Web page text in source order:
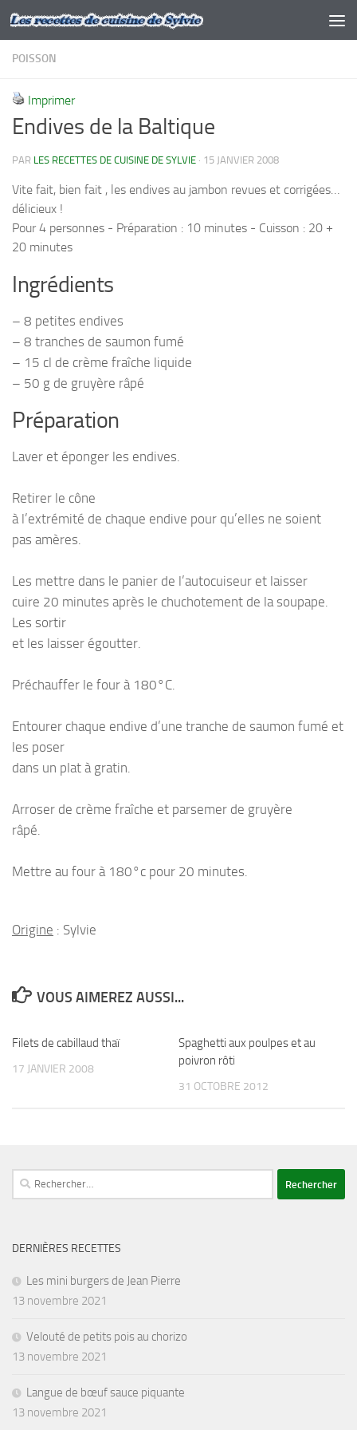
Skip to content
POISSON
Imprimer
Endives de la Baltique
PAR LES RECETTES DE CUISINE DE SYLVIE · 15 JANVIER 2008
Vite fait, bien fait , les endives au jambon revues et corrigées…
délicieux !
Pour 4 personnes - Préparation : 10 minutes - Cuisson : 20 +
20 minutes
Ingrédients
– 8 petites endives
– 8 tranches de saumon fumé
– 15 cl de crème fraîche liquide
– 50 g de gruyère râpé
Préparation
Laver et éponger les endives.
Retirer le cône
à l’extrémité de chaque endive pour qu’elles ne soient
pas amères.
Les mettre dans le panier de l’autocuiseur et laisser
cuire 20 minutes après le chuchotement de la soupape.
Les sortir
et les laisser égoutter.
Préchauffer le four à 180°C.
Entourer chaque endive d’une tranche de saumon fumé et
les poser
dans un plat à gratin.
Arroser de crème fraîche et parsemer de gruyère
râpé.
Mettre au four à 180°c pour 20 minutes.
Origine : Sylvie
VOUS AIMEREZ AUSSI...
Filets de cabillaud thaï
17 JANVIER 2008
Spaghetti aux poulpes et au
poivron rôti
31 OCTOBRE 2012
Rechercher :
DERNIÈRES RECETTES
Les mini burgers de Jean Pierre
13 novembre 2021
Velouté de petits pois au chorizo
13 novembre 2021
Langue de bœuf sauce piquante
13 novembre 2021